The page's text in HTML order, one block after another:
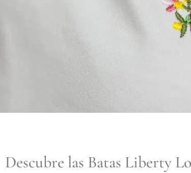
Descubre las Batas Liberty